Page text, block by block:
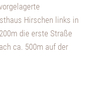
Hirschen links in
die erste Straße
ca. 500m auf der